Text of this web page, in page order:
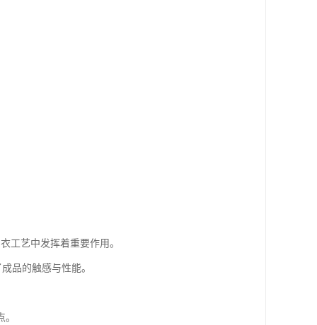
工艺中发挥着重要作用。
品的触感与性能。